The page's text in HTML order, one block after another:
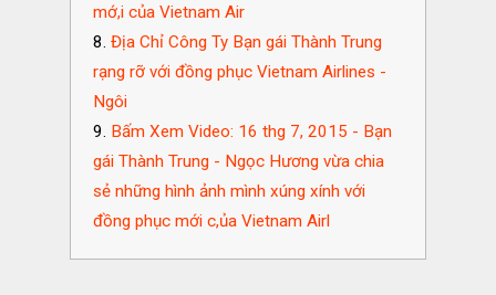
mớ,i của Vietnam Air
Địa Chỉ Công Ty Bạn gái Thành Trung
rạng rỡ với đồng phục Vietnam Airlines -
Ngôi
Bấm Xem Video: 16 thg 7, 2015 - Bạn
gái Thành Trung - Ngọc Hương vừa chia
sẻ những hình ảnh mình xúng xính với
đồng phục mới c,ủa Vietnam Airl